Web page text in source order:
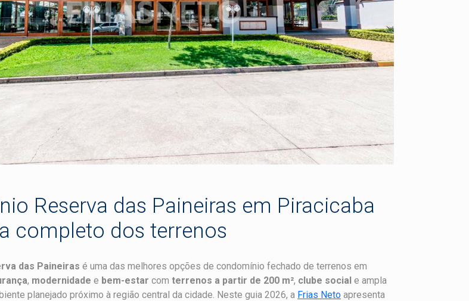
Reserva das Paineiras em Piracicaba
completo dos terrenos
das Paineiras é uma das melhores opções de condomínio fechado de terrenos em
, modernidade e bem-estar com terrenos a partir de 200 m², clube social e ampla
planejado próximo à região central da cidade. Neste guia 2026, a Frias Neto apresenta